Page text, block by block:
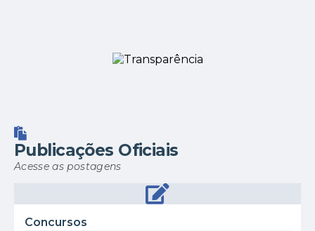
Publicações Oficiais
Acesse as postagens
Concursos